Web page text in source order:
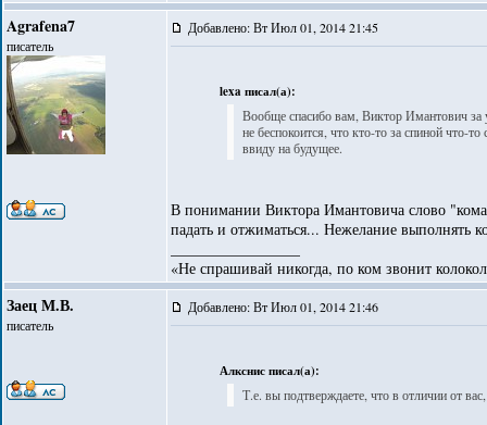
Agrafena7
писатель
Добавлено: Вт Июл 01, 2014 21:45
lexa писал(а):
Вообще спасибо вам, Виктор Имантович за
не беспокоится, что кто-то за спиной что-
ввиду на будущее.
В понимании Виктора Имантовича слово
падать и отжиматься... Нежелание выполнять
«Не спрашивай никогда, по ком звонит
Заец М.В.
писатель
Добавлено: Вт Июл 01, 2014 21:46
Алкснис писал(а):
Т.е. вы подтверждаете, что в отличии от